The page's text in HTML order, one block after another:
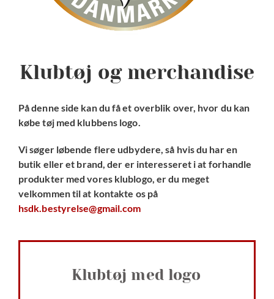
Sport og stævner
Arkiv
Klubtøj og merchandise
På denne side kan du få et overblik over, hvor du kan
købe tøj med klubbens logo.
Vi søger løbende flere udbydere, så hvis du har en
butik eller et brand, der er interesseret i at forhandle
produkter med vores klublogo, er du meget
velkommen til at kontakte os på
hsdk.bestyrelse@gmail.com
Klubtøj med logo